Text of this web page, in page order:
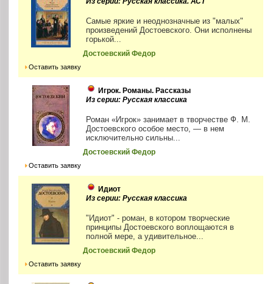
Самые яркие и неоднозначные из "малых"
произведений Достоевского. Они исполнены
горькой...
Достоевский Федор
Оставить заявку
Игрок. Романы. Рассказы
Из серии: Русская классика
Роман «Игрок» занимает в творчестве Ф. М.
Достоевского особое место, — в нем
исключительно сильны...
Достоевский Федор
Оставить заявку
Идиот
Из серии: Русская классика
"Идиот" - роман, в котором творческие
принципы Достоевского воплощаются в
полной мере, а удивительное...
Достоевский Федор
Оставить заявку